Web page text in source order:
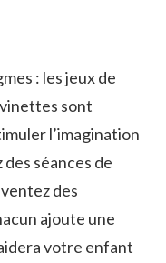
: les jeux⁤ de
sont
l’imagination
⁣séances de
des‌
ajoute une⁢
votre enfant